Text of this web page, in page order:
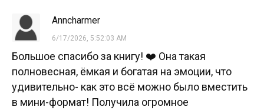
Anncharmer
6/17/2026, 5:52:03 AM
Большое спасибо за книгу! ❤️ Она такая
полновесная, ёмкая и богатая на эмоции, что
удивительно- как это всё можно было вместить
в мини-формат! Получила огромное